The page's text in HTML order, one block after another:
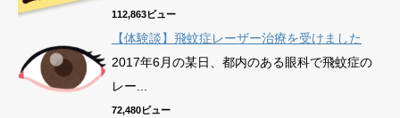
112,863ビュー
【体験談】飛蚊症レーザー治療を受けました
2017年6月の某日、都内のある眼科で飛蚊症の
レー...
72,480ビュー